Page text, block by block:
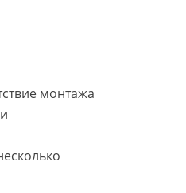
монтажа